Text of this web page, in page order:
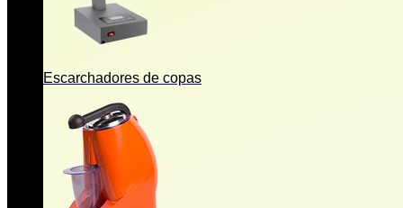
Escarchadores de copas